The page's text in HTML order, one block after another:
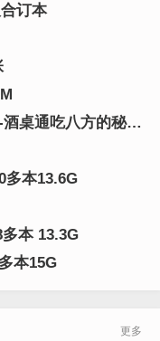
订本
桌通吃八方的秘籍
多本13.6G
本 13.3G
本15G
更多